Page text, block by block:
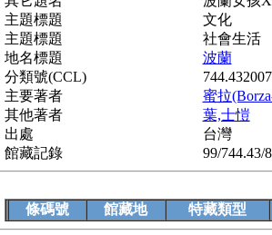
主題標題
文化
主題標題
社會生活
地名標題
波蘭
分類號(CCL)
主要著者
蜜拉
其他著者
葉,士愷
出處
台灣
館藏記錄
99/744.43/
條碼號
館藏地 特藏類型